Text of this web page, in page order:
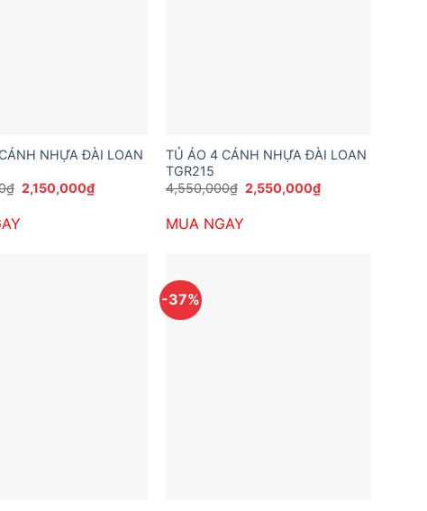
NHỰA ĐÀI LOAN
₫ Giá
gốc
2,150,000₫Giá
TỦ ÁO 4 CÁNH NHỰA ĐÀI LOAN
TGR215
4,550,000₫ Giá
gốc
2,550,000₫Giá
MUA NGAY
-37%